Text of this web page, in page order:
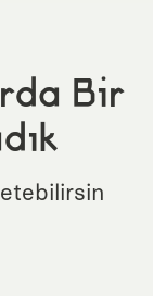
Bir